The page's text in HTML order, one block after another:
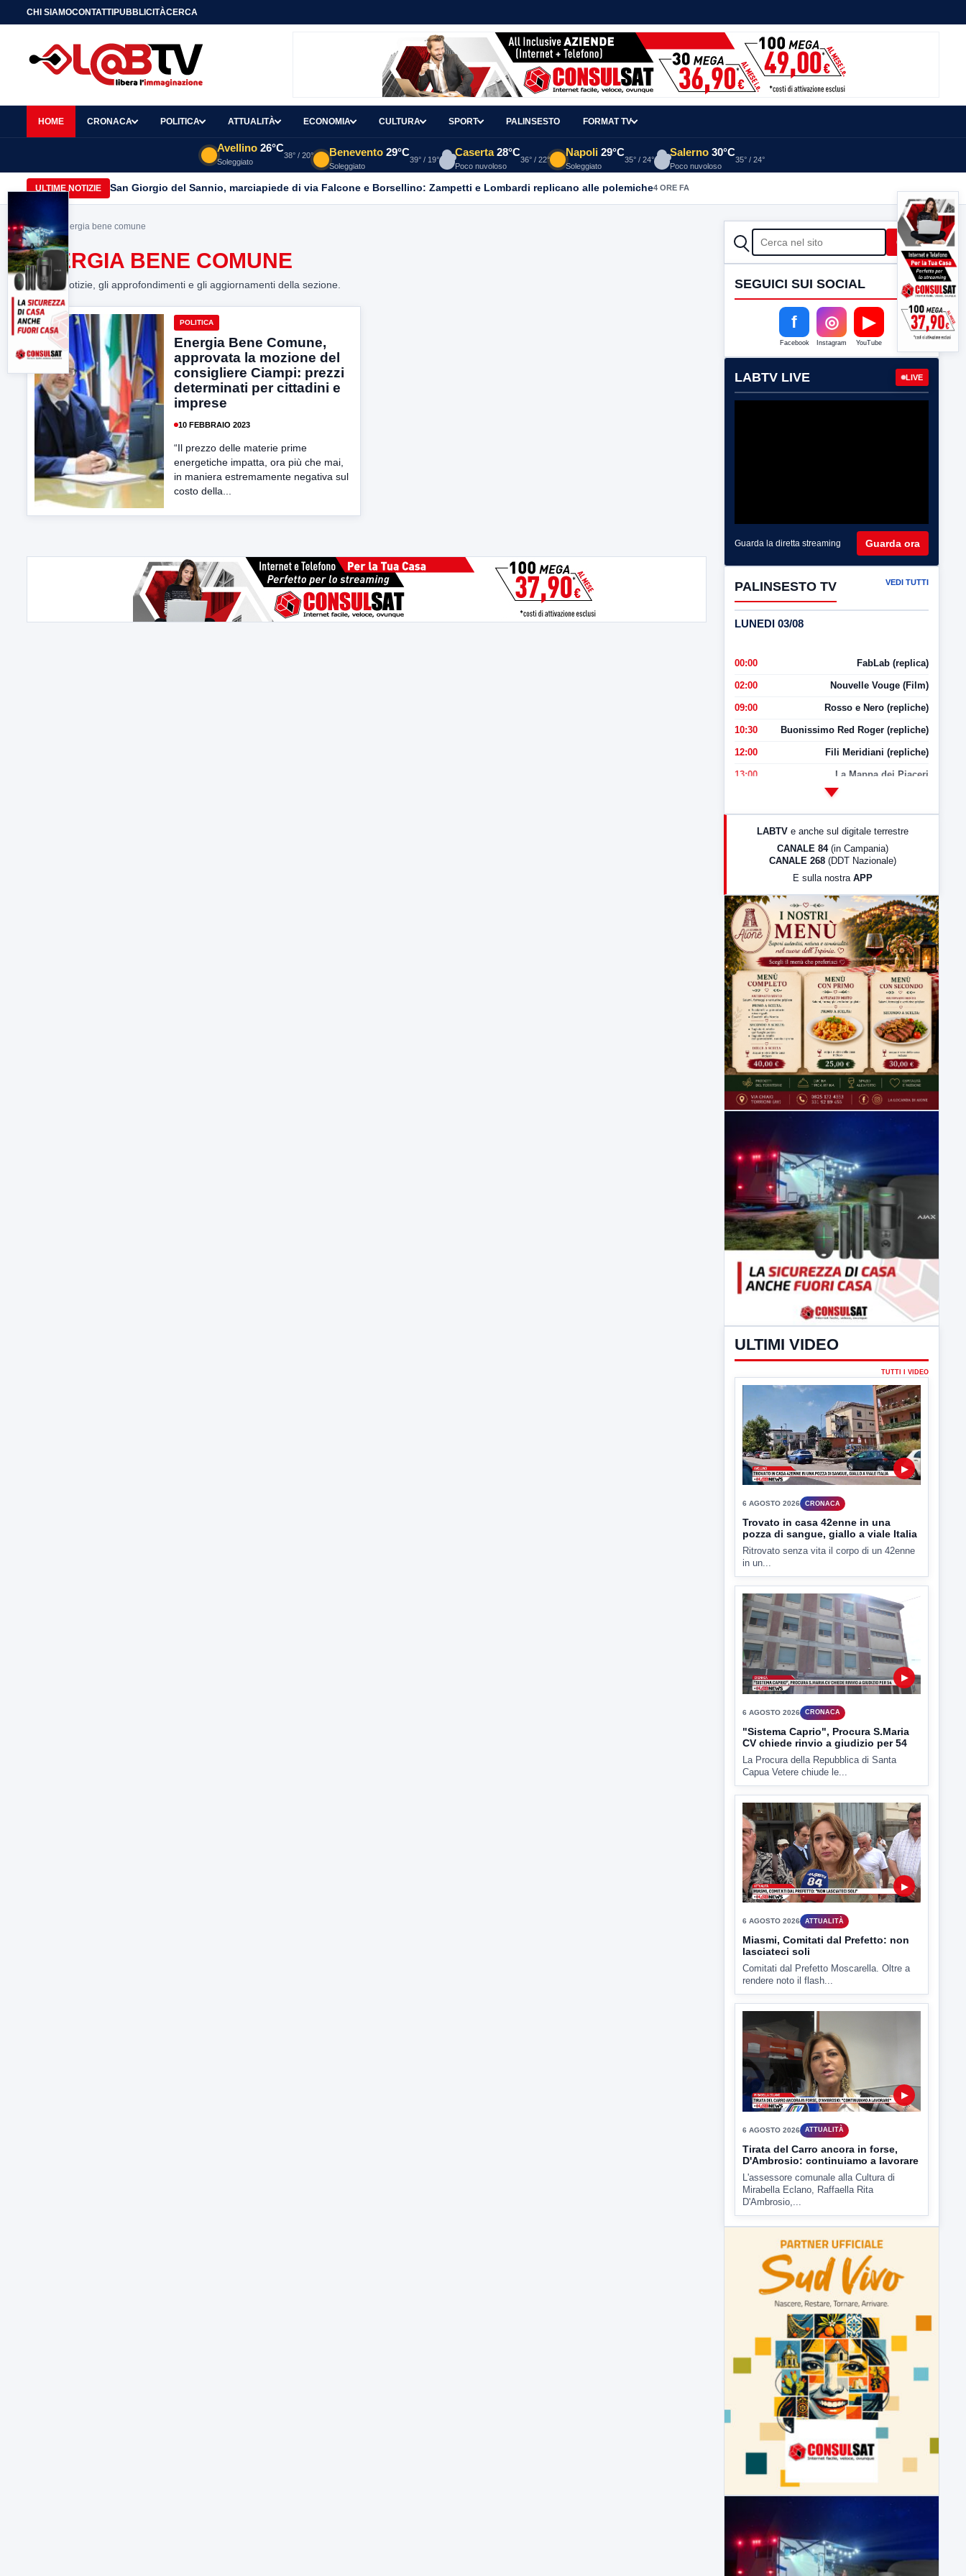
CHI SIAMOCONTATTIPUBBLICITÀCERCA
HOME CRONACA POLITICA ATTUALITÀ ECONOMIA CULTURA SPORT PALINSESTO FORMAT TV
Avellino 26°C
Soleggiato
38° / 20° Benevento 29°C
Soleggiato
39° / 19°
Caserta 28°C
Poco nuvoloso
36° / 22°
Napoli 29°C
Soleggiato
35° / 24°
Salerno 30°C
Poco nuvoloso
35° / 24°
ULTIME NOTIZIE San Giorgio del Sannio, marciapiede di via Falcone e Borsellino: Zampetti e Lombardi replicano alle polemiche4 ORE FA
Home> energia bene comune
ENERGIA BENE COMUNE
Tutte le notizie, gli approfondimenti e gli aggiornamenti della sezione.
POLITICA
Energia Bene Comune,
approvata la mozione del
consigliere Ciampi: prezzi
determinati per cittadini e
imprese
10 FEBBRAIO 2023
“Il prezzo delle materie prime
energetiche impatta, ora più che mai,
in maniera estremamente negativa sul
costo della...
CERCA Cerca
SEGUICI SUI SOCIAL
f
Facebook
◎
Instagram
▶
YouTube
LABTV LIVE LIVE
Guarda la diretta streaming Guarda ora
PALINSESTO TV VEDI TUTTI
LUNEDI 03/08
00:00 FabLab (replica)
02:00 Nouvelle Vouge (Film)
09:00 Rosso e Nero (repliche)
10:30 Buonissimo Red Roger (repliche)
12:00 Fili Meridiani (repliche)
13:00 La Mappa dei Piaceri
LabNews (Diretta)
23:00 LabNews (replica)
LABTV e anche sul digitale terrestre
CANALE 84 (in Campania)
CANALE 268 (DDT Nazionale)
E sulla nostra APP
ULTIMI VIDEO
TUTTI I VIDEO
6 AGOSTO 2026 CRONACA
Trovato in casa 42enne in una
pozza di sangue, giallo a viale Italia
Ritrovato senza vita il corpo di un 42enne
in un...
6 AGOSTO 2026 CRONACA
"Sistema Caprio", Procura S.Maria
CV chiede rinvio a giudizio per 54
La Procura della Repubblica di Santa
Capua Vetere chiude le...
6 AGOSTO 2026 ATTUALITÀ
Miasmi, Comitati dal Prefetto: non
lasciateci soli
6 AGOSTO 2026 ATTUALITÀ
Tirata del Carro ancora in forse,
D'Ambrosio: continuiamo a lavorare
L'assessore comunale alla Cultura di
Mirabella Eclano, Raffaella Rita
D'Ambrosio,...